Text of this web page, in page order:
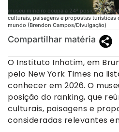
museu mineiro ocupa a 24ª posição do
culturais, paisagens e propostas turísticas
mundo (Brendon Campos/Divulgação)
Compartilhar matéria
O Instituto Inhotim, em
pelo New York Times na
conhecer em 2026. O
posição do ranking, que
culturais, paisagens e
consideradas relevantes